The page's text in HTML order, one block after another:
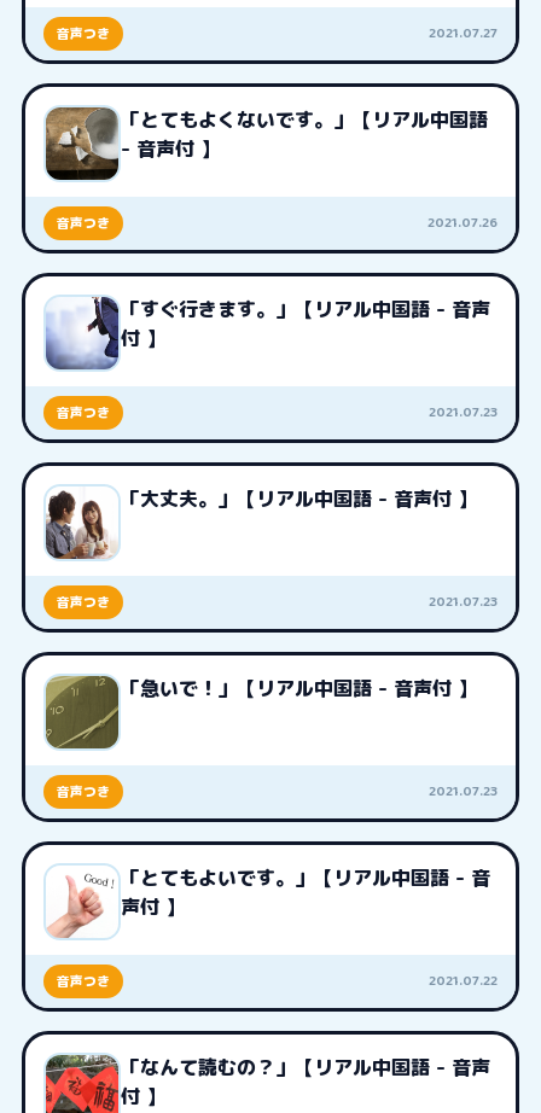
音声つき 2021.07.27
「とてもよくないです。」【リアル中国語
- 音声付 】
音声つき 2021.07.26
「すぐ行きます。」【リアル中国語 - 音声
付 】
音声つき 2021.07.23
「大丈夫。」【リアル中国語 - 音声付 】
音声つき 2021.07.23
「急いで！」【リアル中国語 - 音声付 】
音声つき 2021.07.23
「とてもよいです。」【リアル中国語 - 音
声付 】
音声つき 2021.07.22
「なんて読むの？」【リアル中国語 - 音声
付 】